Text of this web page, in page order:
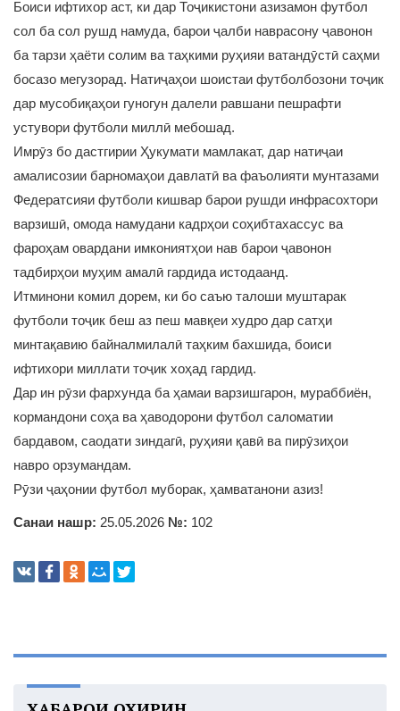
Боиси ифтихор аст, ки дар Тоҷикистони азизамон футбол
сол ба сол рушд намуда, барои ҷалби наврасону ҷавонон
ба тарзи ҳаёти солим ва таҳкими руҳияи ватандӯстӣ саҳми
босазо мегузорад. Натиҷаҳои шоистаи футболбозони тоҷик
дар мусобиқаҳои гуногун далели равшани пешрафти
устувори футболи миллӣ мебошад.
Имрӯз бо дастгирии Ҳукумати мамлакат, дар натиҷаи
амалисозии барномаҳои давлатӣ ва фаъолияти мунтазами
Федератсияи футболи кишвар барои рушди инфрасохтори
варзишӣ, омода намудани кадрҳои соҳибтахассус ва
фароҳам овардани имкониятҳои нав барои ҷавонон
тадбирҳои муҳим амалӣ гардида истодаанд.
Итминони комил дорем, ки бо саъю талоши муштарак
футболи тоҷик беш аз пеш мавқеи худро дар сатҳи
минтақавию байналмилалӣ таҳким бахшида, боиси
ифтихори миллати тоҷик хоҳад гардид.
Дар ин рӯзи фархунда ба ҳамаи варзишгарон, мураббиён,
кормандони соҳа ва ҳаводорони футбол саломатии
бардавом, саодати зиндагӣ, руҳияи қавӣ ва пирӯзиҳои
навро орзумандам.
Рӯзи ҷаҳонии футбол муборак, ҳамватанони азиз!
Санаи нашр: 25.05.2026 №: 102